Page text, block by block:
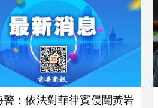
警：依法對菲律賓侵闖黃岩